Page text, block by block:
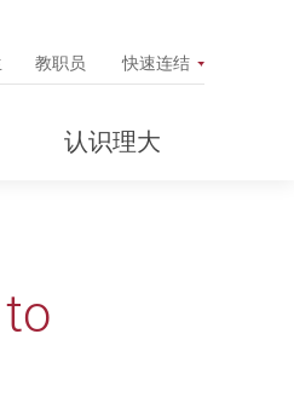
教职员 快速连结
认识理大